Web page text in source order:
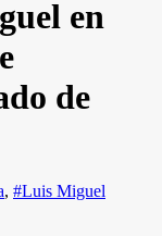
en
de
, #Luis Miguel